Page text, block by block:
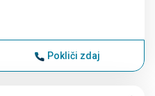
Pokliči zdaj